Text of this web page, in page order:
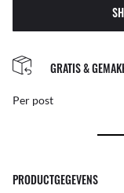
GRATIS &
Per post
PRODUCTGEGEVENS